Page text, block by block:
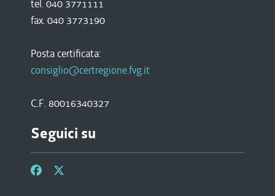
tel. 040 3771111
fax. 040 3773190
Posta certificata:
consiglio@certregione.fvg.it
C.F. 80016340327
Seguici su